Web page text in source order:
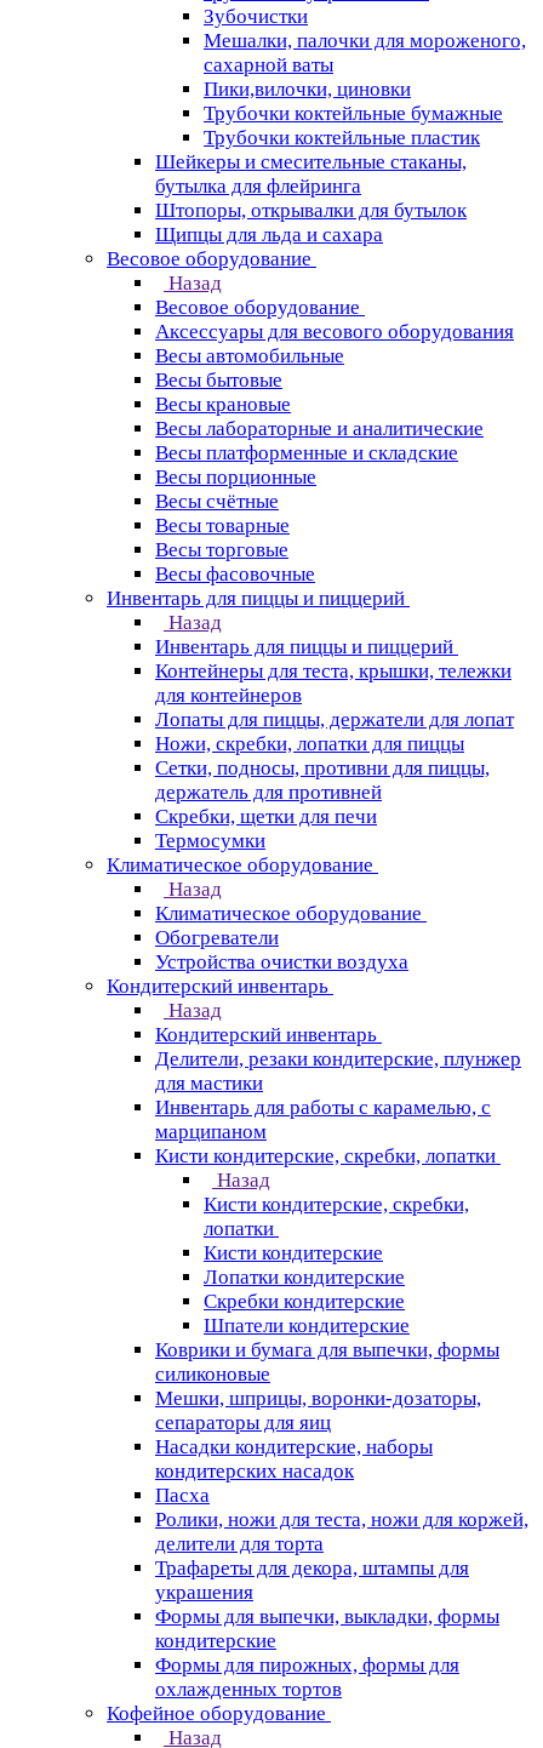
Зубочистки
Мешалки, палочки для мороженого,
сахарной ваты
Пики,вилочки, циновки
Трубочки коктейльные бумажные
Трубочки коктейльные пластик
Шейкеры и смесительные стаканы,
бутылка для флейринга
Штопоры, открывалки для бутылок
Щипцы для льда и сахара
Весовое оборудование
Назад
Весовое оборудование
Аксессуары для весового оборудования
Весы автомобильные
Весы бытовые
Весы крановые
Весы лабораторные и аналитические
Весы платформенные и складские
Весы порционные
Весы счётные
Весы товарные
Весы торговые
Весы фасовочные
Инвентарь для пиццы и пиццерий
Назад
Инвентарь для пиццы и пиццерий
Контейнеры для теста, крышки, тележки
для контейнеров
Лопаты для пиццы, держатели для лопат
Ножи, скребки, лопатки для пиццы
Сетки, подносы, противни для пиццы,
держатель для противней
Скребки, щетки для печи
Термосумки
Климатическое оборудование
Назад
Климатическое оборудование
Обогреватели
Устройства очистки воздуха
Кондитерский инвентарь
Назад
Кондитерский инвентарь
Делители, резаки кондитерские, плунжер
для мастики
Инвентарь для работы с карамелью, с
марципаном
Кисти кондитерские, скребки, лопатки
Назад
Кисти кондитерские, скребки,
лопатки
Кисти кондитерские
Лопатки кондитерские
Скребки кондитерские
Шпатели кондитерские
Коврики и бумага для выпечки, формы
силиконовые
Мешки, шприцы, воронки-дозаторы,
сепараторы для яиц
Насадки кондитерские, наборы
кондитерских насадок
Пасха
Ролики, ножи для теста, ножи для коржей,
делители для торта
Трафареты для декора, штампы для
украшения
Формы для выпечки, выкладки, формы
кондитерские
Формы для пирожных, формы для
охлажденных тортов
Кофейное оборудование
Назад